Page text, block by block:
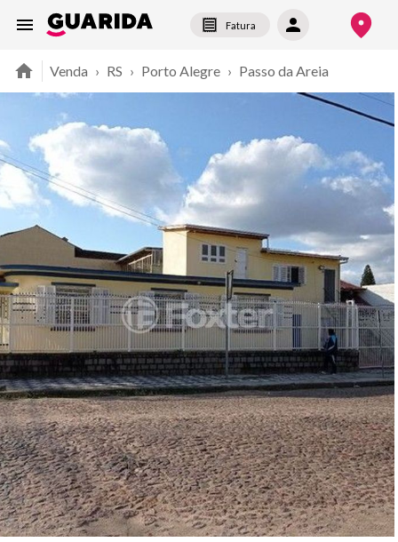
Fatura
Venda › RS › Porto Alegre › Passo da Areia